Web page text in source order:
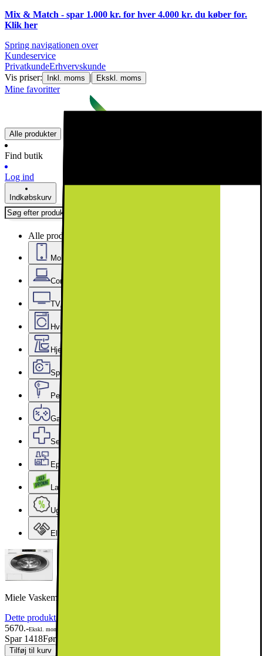
Mix & Match - spar 1.000 kr. for hver 4.000 kr. du køber for.
Klik her
Spring navigationen over
Kundeservice
PrivatkundeErhvervskunde
Vis priser:
Inkl. moms | Ekskl. moms
Mine favoritter
Alle produkter
Find butik
Log ind
Indkøbskurv
Alle produkter
Mobil, Tablet & Smartwatch
Computer & Kontor
TV, Lyd & Smart Home
Hvidevarer
Hjem, Rengøring & Køkkenudstyr
Sport, Fritid & Hobby
Personlig pleje, Skønhed & Velvære
Gaming
Services & tilbehør
Epoq køkken & bryggers
Lageroprydning
Ugens tilbud - og andre gode priser
Elgiganten Erhverv
Miele Vaskemaskine WWA120 WCS Active (8kg)
Dette produkt er blevet bedømt til 5 ud af 5 stjerner.
5670.-Ekskl. moms
Spar 1418Førpris: 7087.-
Tilføj til kurv